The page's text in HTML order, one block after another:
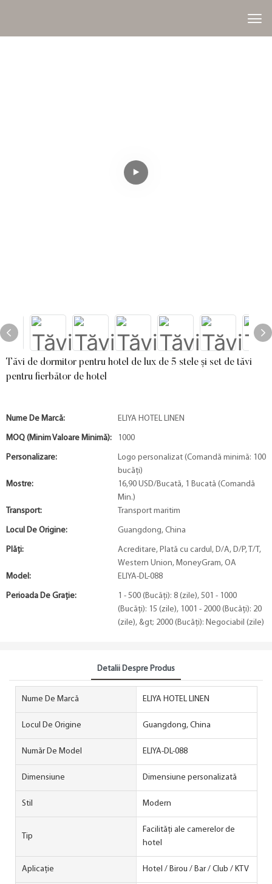
Tăvi de dormitor pentru hotel de lux de 5 stele și set de tăvi
pentru fierbător de hotel
Nume De Marcă: ELIYA HOTEL LINEN
MOQ (minim Valoare Minimă): 1000
Personalizare:
Logo personalizat (Comandă minimă: 100
bucăți)
Mostre:
16,90 USD/Bucată, 1 Bucată (Comandă
Min.)
Transport:
Transport maritim
Locul De Origine: Guangdong, China
Plăți:
Acreditare, Plată cu cardul, D/A, D/P, T/T,
Western Union, MoneyGram, OA
Model:
ELIYA-DL-088
Perioada De Graţie:
1 - 500 (Bucăți): 8 (zile), 501 - 1000
(Bucăți): 15 (zile), 1001 - 2000 (Bucăți): 20
(zile), &gt; 2000 (Bucăți): Negociabil (zile)
Detalii Despre Produs
Nume De Marcă ELIYA HOTEL LINEN
Locul De Origine Guangdong, China
Număr De Model ELIYA-DL-088
Dimensiune Dimensiune personalizată
Stil Modern
Tip
Facilități ale camerelor de
hotel
Aplicație Hotel / Birou / Bar / Club / KTV